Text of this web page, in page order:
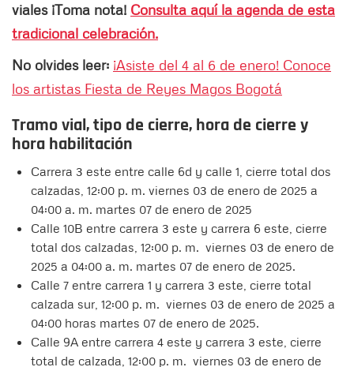
viales ¡Toma nota! Consulta aquí la agenda de esta
tradicional celebración.
No olvides leer: ¡Asiste del 4 al 6 de enero! Conoce
los artistas Fiesta de Reyes Magos Bogotá
Tramo vial, tipo de cierre, hora de cierre y
hora habilitación
Carrera 3 este entre calle 6d y calle 1, cierre total dos
calzadas, 12:00 p. m. viernes 03 de enero de 2025 a
04:00 a. m. martes 07 de enero de 2025
Calle 10B entre carrera 3 este y carrera 6 este, cierre
total dos calzadas, 12:00 p. m. viernes 03 de enero de
2025 a 04:00 a. m. martes 07 de enero de 2025.
Calle 7 entre carrera 1 y carrera 3 este, cierre total
calzada sur, 12:00 p. m. viernes 03 de enero de 2025 a
04:00 horas martes 07 de enero de 2025.
Calle 9A entre carrera 4 este y carrera 3 este, cierre
total de calzada, 12:00 p. m. viernes 03 de enero de